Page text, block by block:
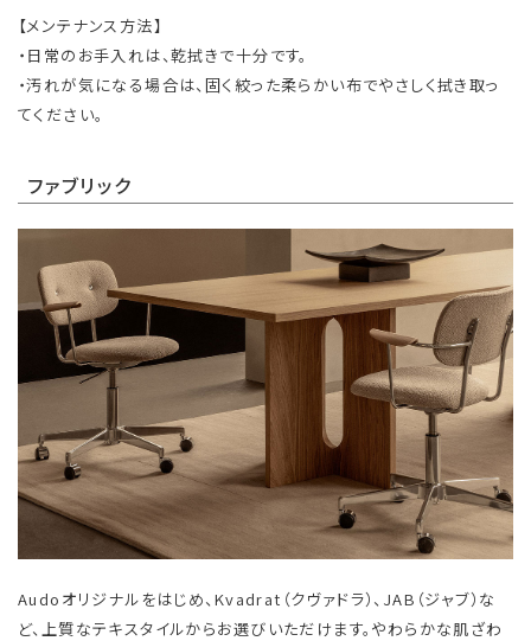
【メンテナンス方法】
・日常のお手入れは、乾拭きで十分です。
・汚れが気になる場合は、固く絞った柔らかい布でやさしく拭き取っ
てください。
ファブリック
Audoオリジナルをはじめ、Kvadrat（クヴァドラ）、JAB（ジャブ）な
ど、上質なテキスタイルからお選びいただけます。やわらかな肌ざわ